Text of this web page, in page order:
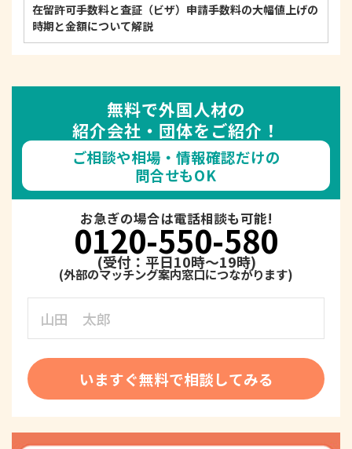
在留許可手数料と査証（ビザ）申請手数料の大幅値上げの
時期と金額について解説
無料で外国人材の
紹介会社・団体をご紹介！
ご相談や相場・情報確認だけの
問合せもOK
お急ぎの場合は電話相談も可能!
0120-550-580
(受付：平日10時～19時)
いますぐ無料で相談してみる